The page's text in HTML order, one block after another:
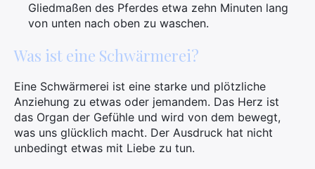
Gliedmaßen des Pferdes etwa zehn Minuten lang
von unten nach oben zu waschen.
Was ist eine Schwärmerei?
Eine Schwärmerei ist eine starke und plötzliche
Anziehung zu etwas oder jemandem. Das Herz ist
das Organ der Gefühle und wird von dem bewegt,
was uns glücklich macht. Der Ausdruck hat nicht
unbedingt etwas mit Liebe zu tun.